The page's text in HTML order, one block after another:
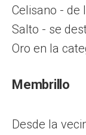
Celisano - de
Salto - se
Oro en la
Membrillo
Desde la